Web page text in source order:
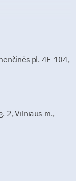
pl. 4E-104,
2, Vilniaus m.,